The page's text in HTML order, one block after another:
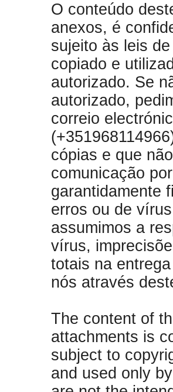
O conteúdo
anexos, é
sujeito às leis
copiado e
autorizado. Se
autorizado,
correio
cópias e que
comunicação
garantidamente
erros ou de
assumimos a
vírus,
totais na
nós através
The content of
attachments is
subject to
and used only